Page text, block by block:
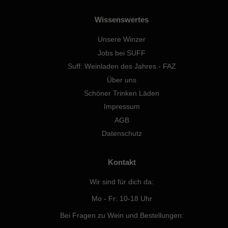
Wissenswertes
Unsere Winzer
Jobs bei SUFF
Suff: Weinladen des Jahres - FAZ
Über uns
Schöner Trinken Läden
Impressum
AGB
Datenschutz
Kontakt
Wir sind für dich da:
Mo - Fr: 10-18 Uhr
Bei Fragen zu Wein und Bestellungen: